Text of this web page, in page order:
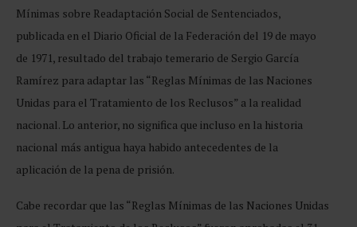
Mínimas sobre Readaptación Social de Sentenciados,
publicada en el Diario Oficial de la Federación del 19 de mayo
de 1971, resultado del trabajo temerario de Sergio García
Ramírez para adaptar las “Reglas Mínimas de las Naciones
Unidas para el Tratamiento de los Reclusos” a la realidad
nacional. Lo anterior, no significa que incluso en la historia
nacional más antigua haya habido antecedentes de la
aplicación de la pena de prisión.
Cabe recordar que las “Reglas Mínimas de las Naciones Unidas